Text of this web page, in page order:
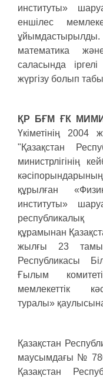
институты»
еншілес
математика
саласында
жүргізу болып
ҚР БҒМ ҒК
Үкіметінің
"Қазақстан
министрлігінің
құрылған
институты»
республикалық
құрамынан
жылғы 23
Республикасы
Ғылым
мемлекеттік
туралы»
Қазақстан
маусымдағы №
Қазақстан